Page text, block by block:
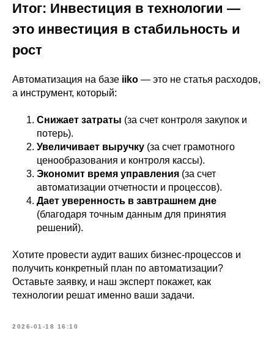
Итог: Инвестиция в технологии —
это инвестиция в стабильность и
рост
Автоматизация на базе iiko — это не статья расходов,
а инструмент, который:
Снижает затраты (за счет контроля закупок и
потерь).
Увеличивает выручку (за счет грамотного
ценообразования и контроля кассы).
Экономит время управления (за счет
автоматизации отчетности и процессов).
Дает уверенность в завтрашнем дне
(благодаря точным данным для принятия
решений).
Хотите провести аудит ваших бизнес-процессов и
получить конкретный план по автоматизации?
Оставьте заявку, и наш эксперт покажет, как
технологии решат именно ваши задачи.
2026-01-18 16:10